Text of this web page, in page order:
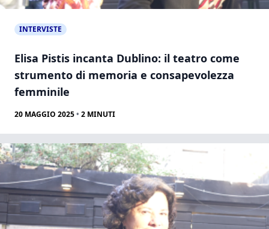
INTERVISTE
Elisa Pistis incanta Dublino: il teatro come
strumento di memoria e consapevolezza
femminile
20 MAGGIO 2025• 2 MINUTI